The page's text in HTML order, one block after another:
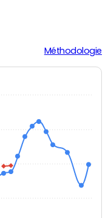
Méthodologie